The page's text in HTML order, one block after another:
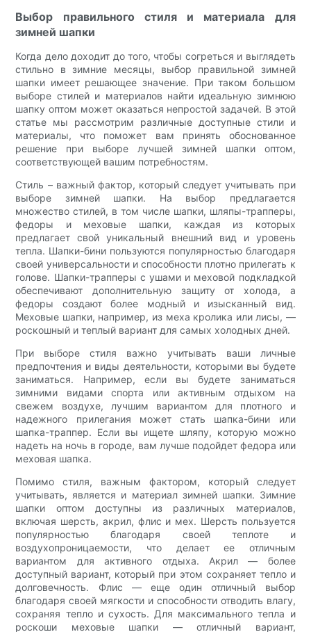
Выбор правильного стиля и материала для
зимней шапки
Когда дело доходит до того, чтобы согреться и выглядеть
стильно в зимние месяцы, выбор правильной зимней
шапки имеет решающее значение. При таком большом
выборе стилей и материалов найти идеальную зимнюю
шапку оптом может оказаться непростой задачей. В этой
статье мы рассмотрим различные доступные стили и
материалы, что поможет вам принять обоснованное
решение при выборе лучшей зимней шапки оптом,
соответствующей вашим потребностям.
Стиль – важный фактор, который следует учитывать при
выборе зимней шапки. На выбор предлагается
множество стилей, в том числе шапки, шляпы-трапперы,
федоры и меховые шапки, каждая из которых
предлагает свой уникальный внешний вид и уровень
тепла. Шапки-бини пользуются популярностью благодаря
своей универсальности и способности плотно прилегать к
голове. Шапки-трапперы с ушами и меховой подкладкой
обеспечивают дополнительную защиту от холода, а
федоры создают более модный и изысканный вид.
Меховые шапки, например, из меха кролика или лисы, —
роскошный и теплый вариант для самых холодных дней.
При выборе стиля важно учитывать ваши личные
предпочтения и виды деятельности, которыми вы будете
заниматься. Например, если вы будете заниматься
зимними видами спорта или активным отдыхом на
свежем воздухе, лучшим вариантом для плотного и
надежного прилегания может стать шапка-бини или
шапка-траппер. Если вы ищете шляпу, которую можно
надеть на ночь в городе, вам лучше подойдет федора или
меховая шапка.
Помимо стиля, важным фактором, который следует
учитывать, является и материал зимней шапки. Зимние
шапки оптом доступны из различных материалов,
включая шерсть, акрил, флис и мех. Шерсть пользуется
популярностью благодаря своей теплоте и
воздухопроницаемости, что делает ее отличным
вариантом для активного отдыха. Акрил — более
доступный вариант, который при этом сохраняет тепло и
долговечность. Флис — еще один отличный выбор
благодаря своей мягкости и способности отводить влагу,
сохраняя тепло и сухость. Для максимального тепла и
роскоши меховые шапки — отличный вариант,